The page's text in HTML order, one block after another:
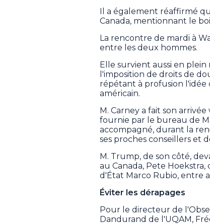
Il a également réaffirmé
Canada, mentionnant le
La rencontre de mardi à
entre les deux hommes.
Elle survient aussi en
l'imposition de droits de
répétant à profusion l'idée
américain.
M. Carney a fait son
fournie par le bureau de
accompagné, durant la
ses proches conseillers et
M. Trump, de son côté,
au Canada, Pete
d'État Marco Rubio, entre
Éviter les dérapages
Pour le directeur de
Dandurand de l'UQAM,